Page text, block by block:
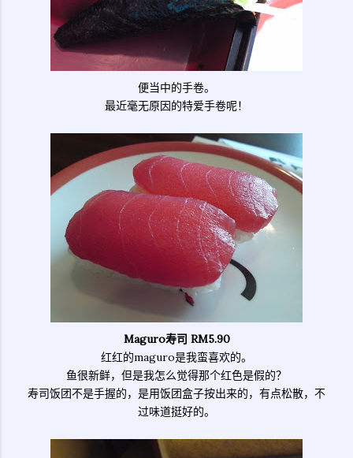
便当中的手卷。
最近毫无原因的特爱手卷呢！
Maguro寿司 RM5.90
红红的maguro是我蛮喜欢的。
鱼很新鲜，但是我怎么觉得那个红色是假的？
寿司饭团不是手握的，是用饭团盒子按出来的，有点松散，不
过味道挺好的。